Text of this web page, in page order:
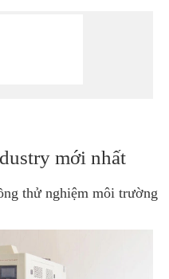
mới nhất
thử nghiệm môi trường